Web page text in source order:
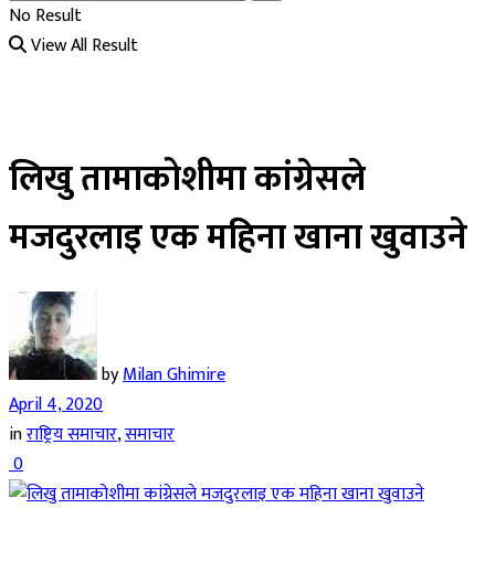
No Result
View All Result
लिखु तामाकोशीमा कांग्रेसले
मजदुरलाइ एक महिना खाना खुवाउने
byMilan Ghimire
April 4, 2020
inराष्ट्रिय समाचार,समाचार
0